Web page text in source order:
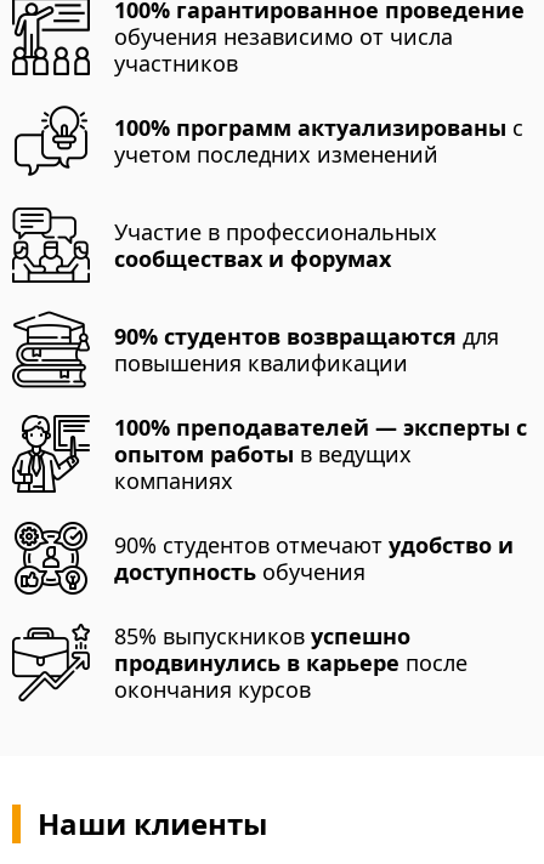
100% гарантированное проведение
обучения независимо от числа
участников
100% программ актуализированы с
учетом последних изменений
Участие в профессиональных
сообществах и форумах
90% студентов возвращаются для
повышения квалификации
100% преподавателей — эксперты с
опытом работы в ведущих
компаниях
90% студентов отмечаютудобство и
доступность обучения
85% выпускниковуспешно
продвинулись в карьере после
окончания курсов
Наши клиенты